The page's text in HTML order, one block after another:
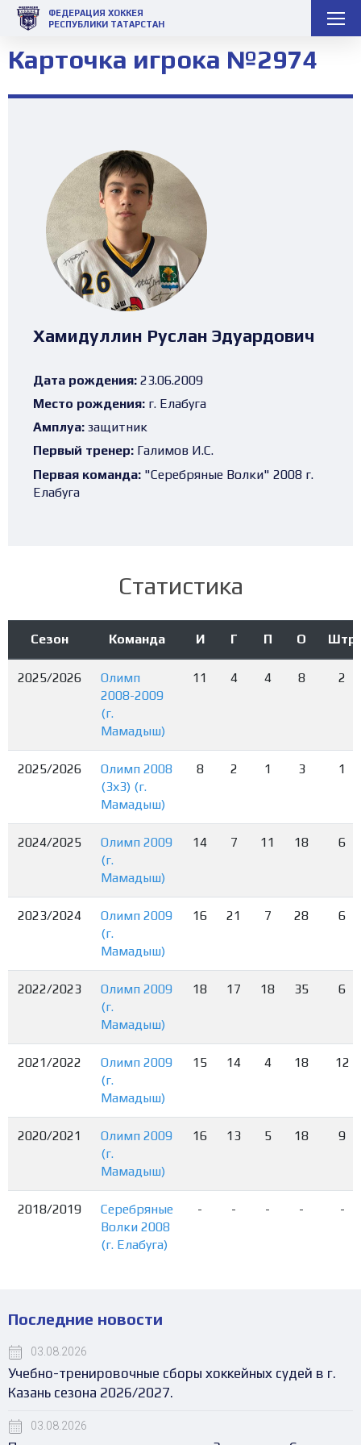
ФЕДЕРАЦИЯ ХОККЕЯ
РЕСПУБЛИКИ ТАТАРСТАН
Карточка игрока №2974
Хамидуллин Руслан Эдуардович
Дата рождения: 23.06.2009
Место рождения: г. Елабуга
Амплуа: защитник
Первый тренер: Галимов И.С.
Первая команда: "Серебряные Волки" 2008 г.
Елабуга
Статистика
Сезон Команда И Г П О Штр
2025/2026
Олимп
2008-2009
(г.
Мамадыш)
11 4 4 8 2
2025/2026
Олимп 2008
(3х3) (г.
Мамадыш)
8 2 1 3 1
2024/2025
Олимп 2009
(г.
Мамадыш)
14 7 11 18 6
2023/2024
Олимп 2009
(г.
Мамадыш)
16 21 7 28 6
2022/2023
Олимп 2009
(г.
Мамадыш)
18 17 18 35 6
2021/2022
Олимп 2009
(г.
Мамадыш)
15 14 4 18 12
2020/2021
Олимп 2009
(г.
Мамадыш)
16 13 5 18 9
2018/2019
Серебряные
Волки 2008
(г. Елабуга)
- - - - -
Последние новости
03.08.2026
Учебно-тренировочные сборы хоккейных судей в г.
Казань сезона 2026/2027.
03.08.2026